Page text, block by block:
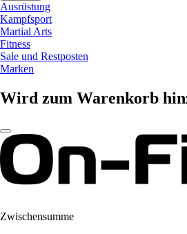
Ausrüstung
Kampfsport
Martial Arts
Fitness
Sale und Restposten
Marken
Wird zum Warenkorb
Zwischensumme